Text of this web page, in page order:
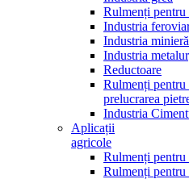
Rulmenți
Industria
Industria minieră
Industria
Reductoare
Rulmenți pentru
prelucrarea
Industria
Aplicații
agricole
Rulmenți pentru
Rulmenți pentru